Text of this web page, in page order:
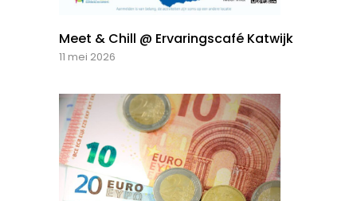
Meet & Chill @ Ervaringscafé Katwijk
11 mei 2026